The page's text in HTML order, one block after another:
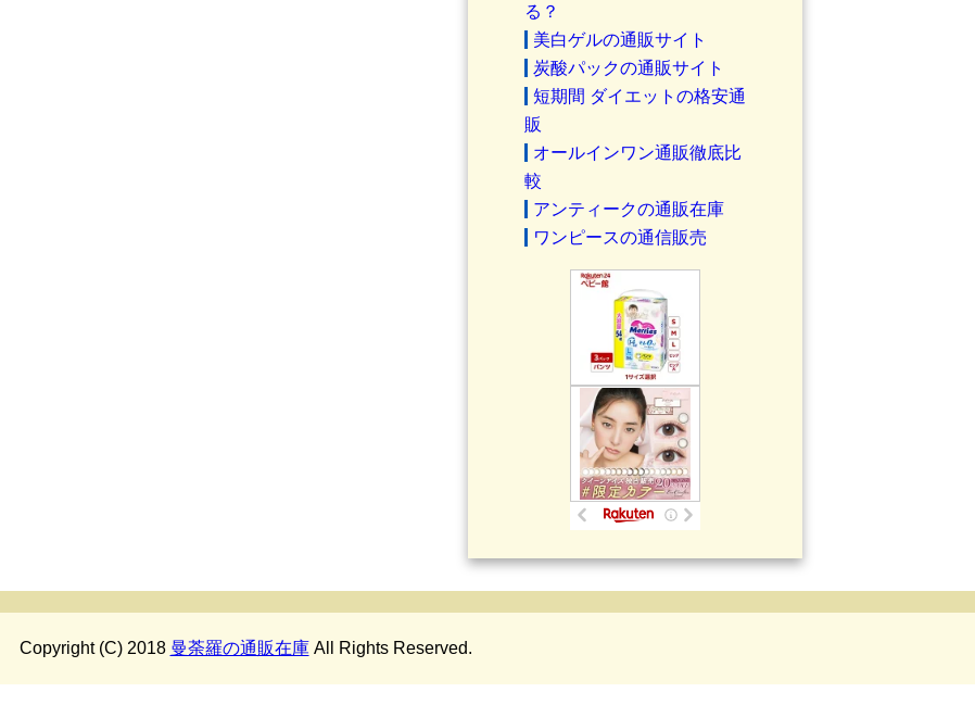
る？
美白ゲルの通販サイト
炭酸パックの通販サイト
短期間 ダイエットの格安通
販
オールインワン通販徹底比
較
アンティークの通販在庫
ワンピースの通信販売
Copyright (C) 2018 曼荼羅の通販在庫All Rights Reserved.